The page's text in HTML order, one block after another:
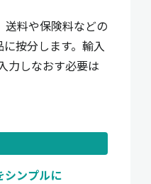
送料や保険料などの
按分します。輸入
力しなおす必要は
シンプルに